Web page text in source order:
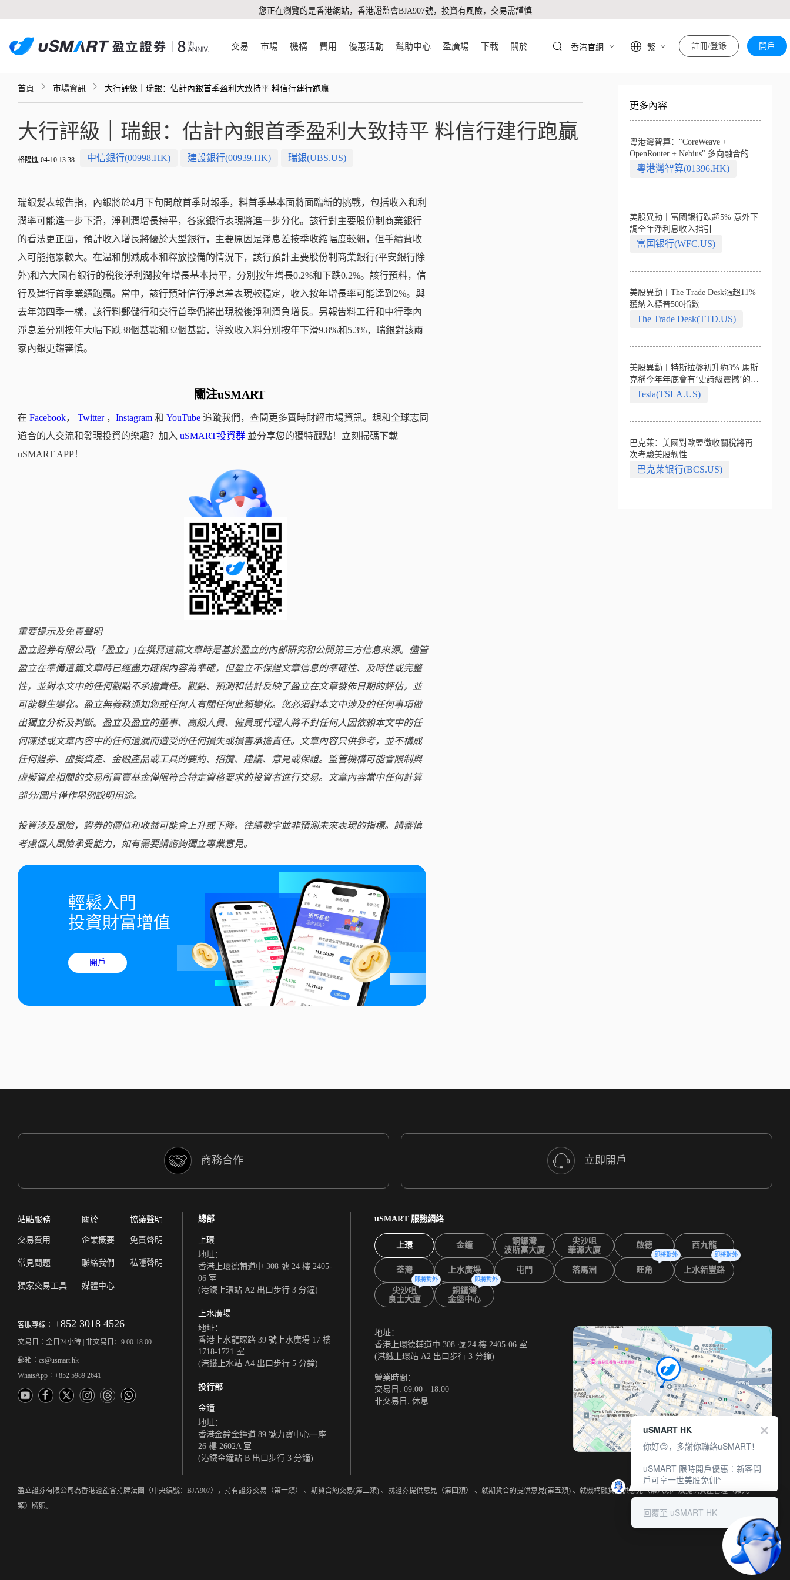
您正在瀏覽的是香港網站，香港證監會BJA907號，投資有風險，交易需謹慎
交易 市場 機構 費用 優惠活動 幫助中心 盈廣場 下載 關於 香港官網 繁 註冊/登錄 開戶
首頁 市場資訊 大行評級｜瑞銀：估計內銀首季盈利大致持平 料信行建行跑贏
大行評級｜瑞銀：估計內銀首季盈利大致持平 料信行建行跑贏
格隆匯 04-10 13:38 中信銀行(00998.HK) 建設銀行(00939.HK) 瑞銀(UBS.US)
瑞銀髮表報吿指，內銀將於4月下旬開啟首季財報季，料首季基本面將面臨新的挑戰，包括收入和利
潤率可能進一步下滑，淨利潤增長持平，各家銀行表現將進一步分化。該行對主要股份制商業銀行
的看法更正面，預計收入增長將優於大型銀行，主要原因是淨息差按季收縮幅度較細，但手續費收
入可能拖累較大。在温和削減成本和釋放撥備的情況下，該行預計主要股份制商業銀行(平安銀行除
外)和六大國有銀行的税後淨利潤按年增長基本持平，分別按年增長0.2%和下跌0.2%。該行預料，信
行及建行首季業績跑贏。當中，該行預計信行淨息差表現較穩定，收入按年增長率可能達到2%。與
去年第四季一樣，該行料郵儲行和交行首季仍將出現税後淨利潤負增長。另報吿料工行和中行季內
淨息差分別按年大幅下跌38個基點和32個基點，導致收入料分別按年下滑9.8%和5.3%，瑞銀對該兩
家內銀更趨審慎。
關注uSMART
在 Facebook， Twitter， Instagram 和 YouTube 追蹤我們，查閱更多實時財經市場資訊。想和全球志同
道合的人交流和發現投資的樂趣？加入 uSMART投資群 並分享您的獨特觀點！立刻掃碼下載
uSMART APP！
重要提示及免責聲明
盈立證券有限公司(「盈立」)在撰冩這篇文章時是基於盈立的內部研究和公開第三方信息來源。儘管
盈立在準備這篇文章時已經盡力確保內容為準確，但盈立不保證文章信息的準確性、及時性或完整
性，並對本文中的任何觀點不承擔責任。觀點、預測和估計反映了盈立在文章發佈日期的評估，並
可能發生變化。盈立無義務通知您或任何人有關任何此類變化。您必須對本文中涉及的任何事項做
出獨立分析及判斷。盈立及盈立的董事、高級人員、僱員或代理人將不對任何人因依賴本文中的任
何陳述或文章內容中的任何遺漏而遭受的任何損失或損害承擔責任。文章內容只供參考，並不構成
任何證券、虛擬資產、金融產品或工具的要約、招攬、建議、意見或保證。監管機構可能會限制與
虛擬資產相關的交易所買賣基金僅限符合特定資格要求的投資者進行交易。文章內容當中任何計算
部分/圖片僅作舉例說明用途。
投資涉及風險，證券的價值和收益可能會上升或下降。往績數字並非預測未來表現的指標。請審慎
考慮個人風險承受能力，如有需要請諮詢獨立專業意見。
輕鬆入門
投資財富增值
開戶
更多內容
粵港灣智算："CoreWeave +
OpenRouter + Nebius" 多向融合的中
國智算新範式
粵港灣智算(01396.HK)
美股異動丨富國銀行跌超5% 意外下
調全年淨利息收入指引
富国银行(WFC.US)
美股異動丨The Trade Desk漲超11%
獲納入標普500指數
The Trade Desk(TTD.US)
美股異動丨特斯拉盤初升約3% 馬斯
克稱今年年底會有‘史詩級震撼’的演
示Tesla(TSLA.US)
巴克萊：美國對歐盟徵收關稅將再
次考驗美股韌性
巴克莱银行(BCS.US)
商務合作 立即開戶
站點服務
交易費用
常見問題
獨家交易工具
關於
企業概要
聯絡我們
媒體中心
協議聲明
免責聲明
私隱聲明
客服專線︰ +852 3018 4526
交易日︰全日24小時 | 非交易日：9:00-18:00
郵箱︰cs@usmart.hk
WhatsApp︰+852 5989 2641
總部
上環
地址：
香港上環德輔道中 308 號 24 樓 2405-
06 室
(港鐵上環站 A2 出口步行 3 分鐘)
上水廣場
地址：
香港上水龍琛路 39 號上水廣場 17 樓
1718-1721 室
(港鐵上水站 A4 出口步行 5 分鐘)
投行部
金鐘
地址：
香港金鐘金鐘道 89 號力寶中心一座
26 樓 2602A 室
(港鐵金鐘站 B 出口步行 3 分鐘)
uSMART 服務網絡
上環 金鐘
銅鑼灣
波斯富大廈
尖沙咀
華源大廈
啟德 西九龍
荃灣 上水廣場 屯門 落馬洲 旺角
即將對外
上水新豐路
即將對外
尖沙咀
良士大廈
即將對外
銅鑼灣
金堡中心
即將對外
地址：
香港上環德輔道中 308 號 24 樓 2405-06 室
(港鐵上環站 A2 出口步行 3 分鐘)
營業時間：
交易日: 09:00 - 18:00
非交易日: 休息
盈立證券有限公司為香港證監會持牌法團（中央編號：BJA907），持有證券交易（第一類） 、期貨合約交易(第二類) 、就證券提供意見（第四類） 、就期貨合約提供意見(第五類) 、就機構融資提供意見（第六類）及提供資產管理（第九
類）牌照。
uSMART HK
你好😊，多謝你聯絡uSMART！
uSMART 限時開戶優惠︰新客開
戶可享一世美股免佣^
回覆至 uSMART HK